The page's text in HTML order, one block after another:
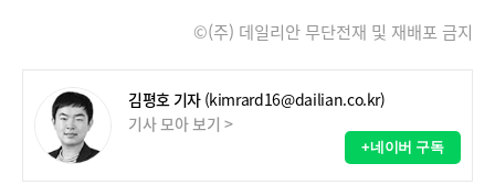
©(주) 데일리안 무단전재 및 재배포 금지
김평호 기자 (kimrard16@dailian.co.kr)
기사 모아 보기 >
+네이버 구독